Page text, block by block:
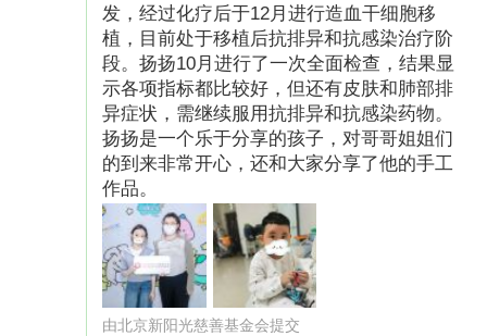
发，经过化疗后于12月进行造血干细胞移
植，目前处于移植后抗排异和抗感染治疗阶
段。扬扬10月进行了一次全面检查，结果显
示各项指标都比较好，但还有皮肤和肺部排
异症状，需继续服用抗排异和抗感染药物。
扬扬是一个乐于分享的孩子，对哥哥姐姐们
的到来非常开心，还和大家分享了他的手工
作品。
由北京新阳光慈善基金会提交